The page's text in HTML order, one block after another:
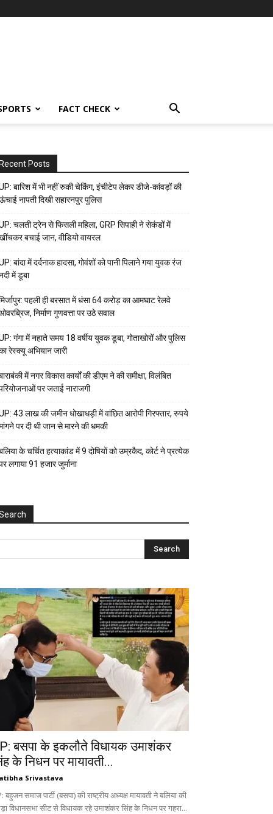
FACT CHECK
Posts
बारिश में भी नहीं रुकी चेकिंग, इंचीटेप लेकर डीजे-कांवड़ों की
नापती दिखी सहारनपुर पुलिस
चलती ट्रेन से फिसली महिला, GRP सिपाही ने सेकंडों में
बचाई जान, वीडियो वायरल
बांदा में दर्दनाक हादसा, गोवंशों को पानी पिलाने गया युवक रंज
में डूबा
पहली ही बरसात में धंसा 64 करोड़ का आमघाट रेलवे
निर्माण गुणवत्ता पर उठे सवाल
गंगा में नहाते समय 18 वर्षीय युवक डूबा, गोताखोरों और पुलिस
रेस्क्यू अभियान जारी
में नगर विकास कार्यों की डीएम ने की समीक्षा, विलंबित
पर जताई नाराजगी
43 लाख की जमीन धोखाधड़ी में वांछित आरोपी गिरफ्तार, रुपये
पर दी थी जान से मारने की धमकी
के चर्चित हत्याकांड में 9 दोषियों को उम्रकैद, कोर्ट ने प्रत्येक
लगाया ₹91 हजार जुर्माना
बसपा के इकलौते विधायक उमाशंकर
के निधन पर मायावती...
Srivastava
बहुजन समाज पार्टी (बसपा) की राष्ट्रीय अध्यक्ष मायावती ने बलिया की
विधानसभा सीट से विधायक रहे उमाशंकर सिंह के निधन पर गहरा...